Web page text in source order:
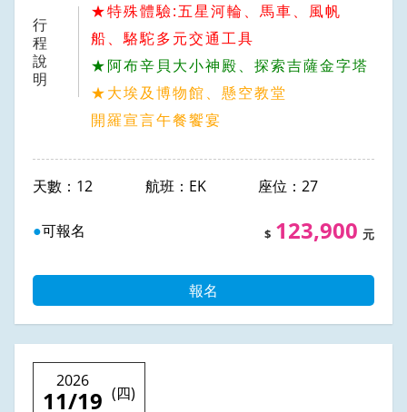
行
程
說
明
★特殊體驗:五星河輪、馬車、風帆
船、駱駝多元交通工具
★阿布辛貝大小神殿、探索吉薩金字塔
★大埃及博物館、懸空教堂
開羅宣言午餐饗宴
12 EK 27
可報名 123,900
報名
2026
11/19 (四)